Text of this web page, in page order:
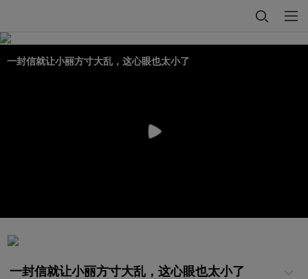
一封信就让小丽方寸大乱，这心眼也太小了
一封信就让小丽方寸大乱，这心眼也太小了